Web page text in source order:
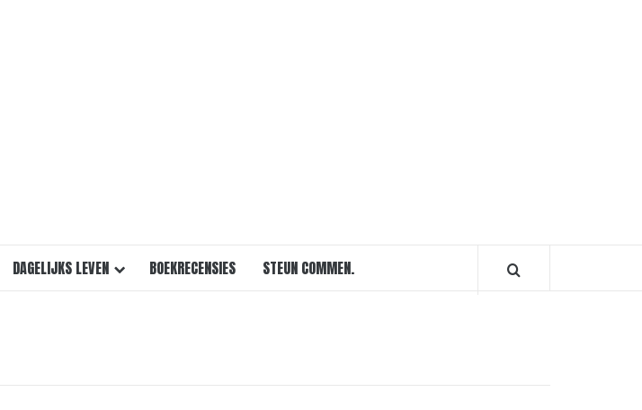
DAGELIJKS LEVEN BOEKRECENSIES STEUN COMMEN.